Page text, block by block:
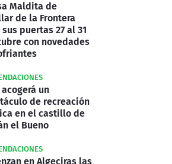
Maldita de
de la Frontera
puertas 27 al 31
con novedades
un
de recreación
en el castillo de
el Bueno
en Algeciras las